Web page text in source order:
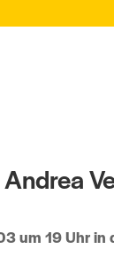
um 19 Uhr in